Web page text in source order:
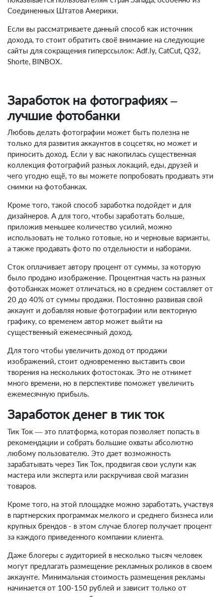
Соединенных Штатов Америки.
Если вы рассматриваете данный способ как источник
дохода, то стоит обратить своё внимание на следующие
сайты для сокращения гиперссылок: Adf.ly, CatCut, Q32,
Shorte, BINBOX.
Заработок на фотографиях –
лучшие фотобанки
Любовь делать фотографии может быть полезна не
только для развития аккаунтов в соцсетях, но может и
приносить доход. Если у вас накопилась существенная
коллекция фотографий разных локаций, еды, друзей и
чего угодно ещё, то вы можете попробовать продавать эти
снимки на фотобанках.
Кроме того, такой способ заработка подойдет и для
дизайнеров. А для того, чтобы заработать больше,
приложив меньшее количество усилий, можно
использовать не только готовые, но и черновые варианты,
а также продавать фото по отдельности и наборами.
Сток оплачивает автору процент от суммы, за которую
было продано изображение. Процентная часть на разных
фотобанках может отличаться, но в среднем составляет от
20 до 40% от суммы продажи. Постоянно развивая свой
аккаунт и добавляя новые фотографии или векторную
графику, со временем автор может выйти на
существенный ежемесячный доход.
Для того чтобы увеличить доход от продажи
изображений, стоит одновременно выставить свои
творения на нескольких фотостоках. Это не отнимет
много времени, но в перспективе поможет увеличить
ежемесячную прибыль.
Заработок денег в тик ток
Тик Ток — это платформа, которая позволяет попасть в
рекомендации и собрать большие охваты абсолютно
любому пользователю. Это дает возможность
зарабатывать через Тик Ток, продвигая свои услуги как
мастера или эксперта или раскручивая свой магазин
товаров.
Кроме того, на этой площадке можно заработать, участвуя
в партнерских программах мелкого и среднего бизнеса или
крупных брендов - в этом случае блогер получает процент
за каждого приведенного компании клиента.
Даже блогеры с аудиторией в несколько тысяч человек
могут предлагать размещение рекламных роликов в своем
аккаунте. Минимальная стоимость размещения рекламы
начинается от 100-150 рублей и зависит только от